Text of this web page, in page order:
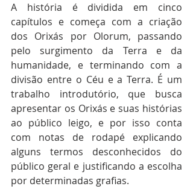
A história é dividida em cinco
capítulos e começa com a criação
dos Orixás por Olorum, passando
pelo surgimento da Terra e da
humanidade, e terminando com a
divisão entre o Céu e a Terra. É um
trabalho introdutório, que busca
apresentar os Orixás e suas histórias
ao público leigo, e por isso conta
com notas de rodapé explicando
alguns termos desconhecidos do
público geral e justificando a escolha
por determinadas grafias.